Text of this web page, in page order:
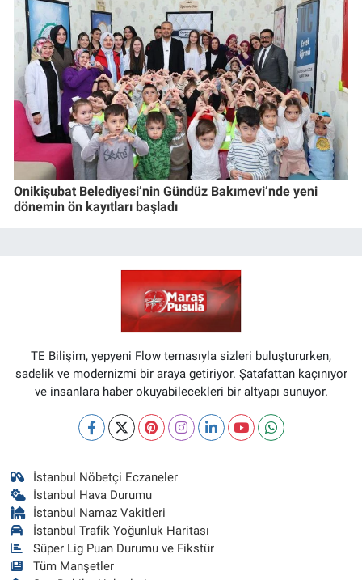
Onikişubat Belediyesi’nin Gündüz Bakımevi’nde yeni
dönemin ön kayıtları başladı
TE Bilişim, yepyeni Flow temasıyla sizleri buluştururken,
sadelik ve modernizmi bir araya getiriyor. Şatafattan kaçınıyor
ve insanlara haber okuyabilecekleri bir altyapı sunuyor.
İstanbul Nöbetçi Eczaneler
İstanbul Hava Durumu
İstanbul Namaz Vakitleri
İstanbul Trafik Yoğunluk Haritası
Süper Lig Puan Durumu ve Fikstür
Tüm Manşetler